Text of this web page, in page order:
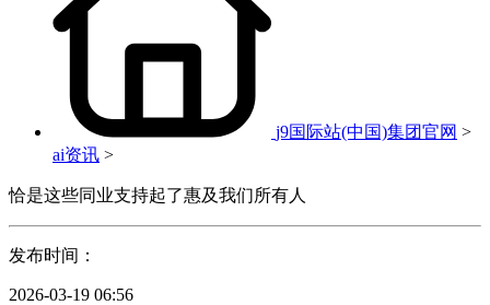
j9国际站(中国)集团官网 >
ai资讯 >
恰是这些同业支持起了惠及我们所有人
发布时间：
2026-03-19 06:56